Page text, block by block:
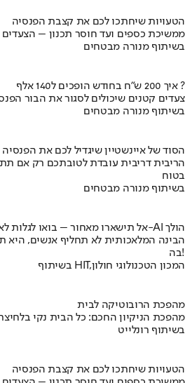
הטעויות שיחתכו לכם את קצבת הפנסיה
ממשיכת כספים ועד חוסר תכנון –
בשיתוף מנורה מבטחים
איך 200 ש"ח בחודש הופכים ל140 אלף ?
צעדים קטנים שיכולים לסגור את הבור
בשיתוף מנורה מבטחים
הסוד של איינשטיין שיגדיל לכם את הפנסיה
הריבית דריבית עובדת לטובתכם רק אם
בטוח
בשיתוף מנורה מבטחים
אל תישארו מאחור – בואו לגלות לאן ה-AI הולך
הבינה המלאכותית לא תחליף אנשים,
בה!
בשיתוף HIT,המכון הטכנולוגי חולון
מהפכת הרובוטיקה לבית
מהפכת הניקיון החכם: כל הבית נקי
בשיתוף רונלייט
הטעויות שיחתכו לכם את קצבת הפנסיה